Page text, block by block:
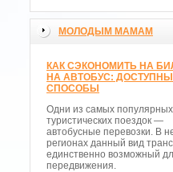
МОЛОДЫМ МАМАМ
КАК СЭКОНОМИТЬ НА
НА АВТОБУС:
СПОСОБЫ
Одни из самых
туристических поездок —
автобусные перевозки. В
регионах данный вид
единственно возможный
передвижения.